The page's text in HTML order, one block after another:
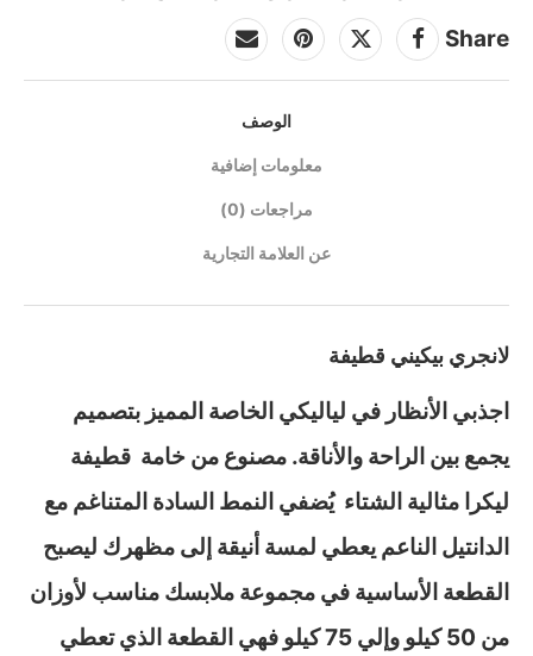
Share
الوصف
معلومات إضافية
مراجعات (0)
عن العلامة التجارية
لانجري بيكيني قطيفة
اجذبي الأنظار في لياليكي الخاصة المميز بتصميم
يجمع بين الراحة والأناقة. مصنوع من خامة قطيفة
ليكرا مثالية الشتاء يُضفي النمط السادة المتناغم مع
الدانتيل الناعم يعطي لمسة أنيقة إلى مظهرك ليصبح
القطعة الأساسية في مجموعة ملابسك مناسب لأوزان
من 50 كيلو وإلي 75 كيلو فهي القطعة الذي تعطي